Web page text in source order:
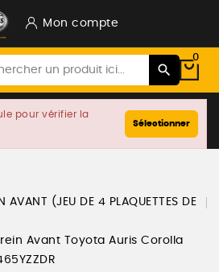
Mon compte
0
pour vérifier la
Sélectionner
AVANT (JEU DE 4 PLAQUETTES DE
Avant Toyota Auris Corolla